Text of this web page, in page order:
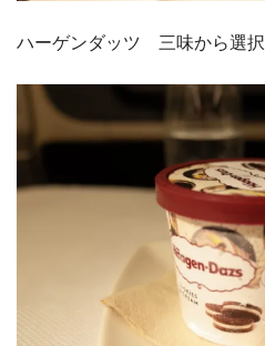
ハーゲンダッツ 三味から選択